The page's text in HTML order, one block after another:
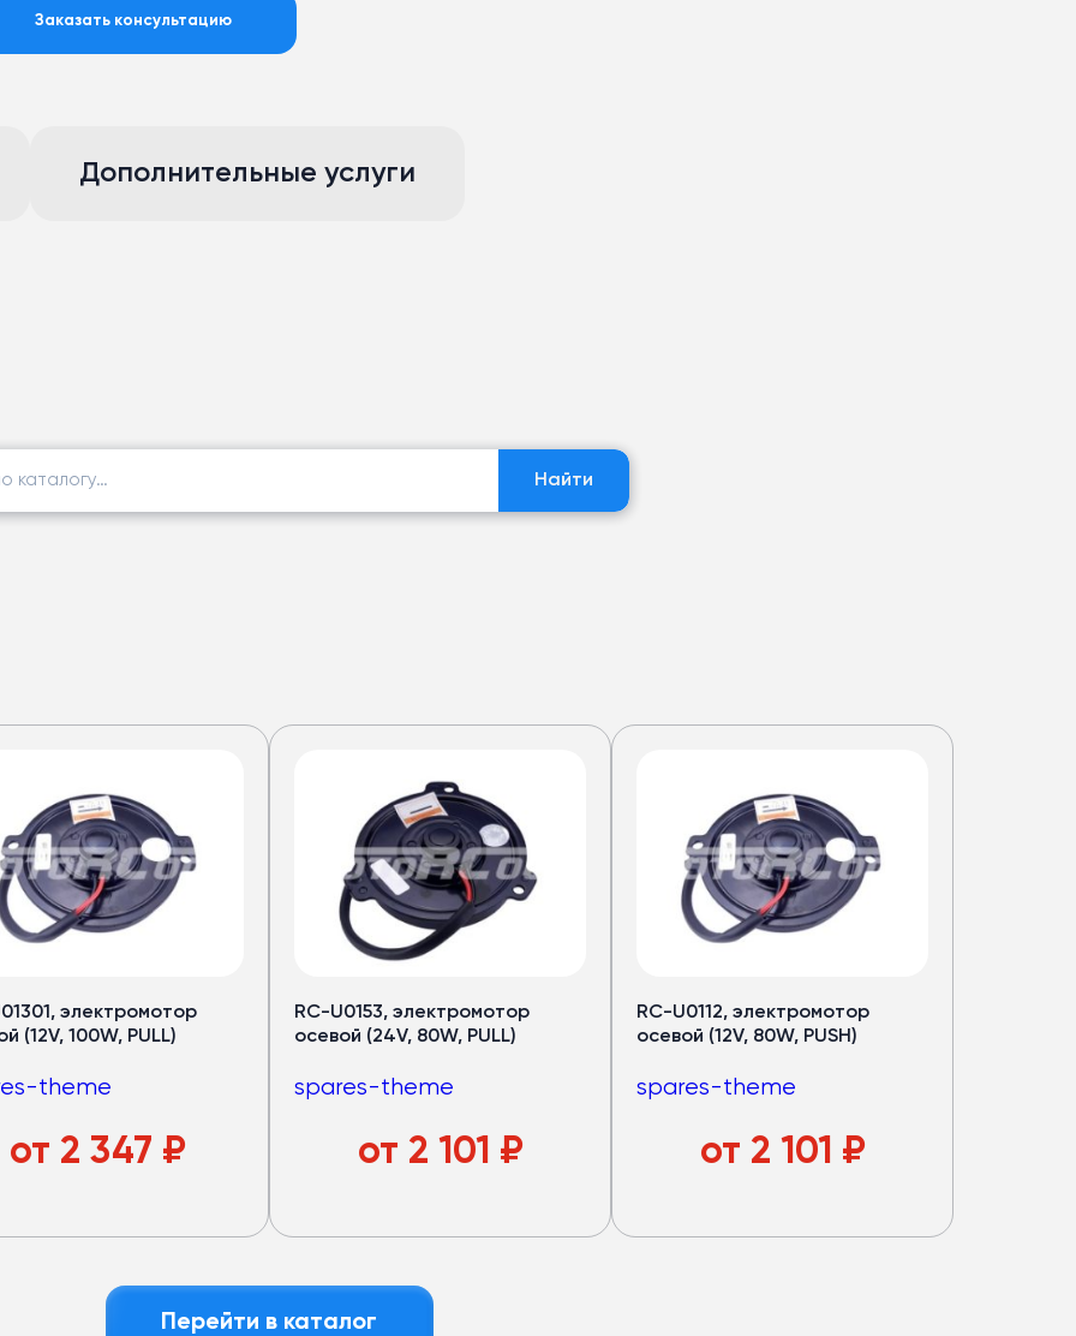
Заказать консультацию
Дополнительные услуги
Найти
электромотор
(12V, 100W, PULL)
theme
от 2 347 ₽
RC-U0153, электромотор
осевой (24V, 80W, PULL)
spares-theme
от 2 101 ₽
RC-U0112, электромотор
осевой (12V, 80W, PUSH)
spares-theme
от 2 101 ₽
Перейти в каталог
32 кВт
—40 кВт
режиме)
холод по салону
: лёгкий и устойчив к износу